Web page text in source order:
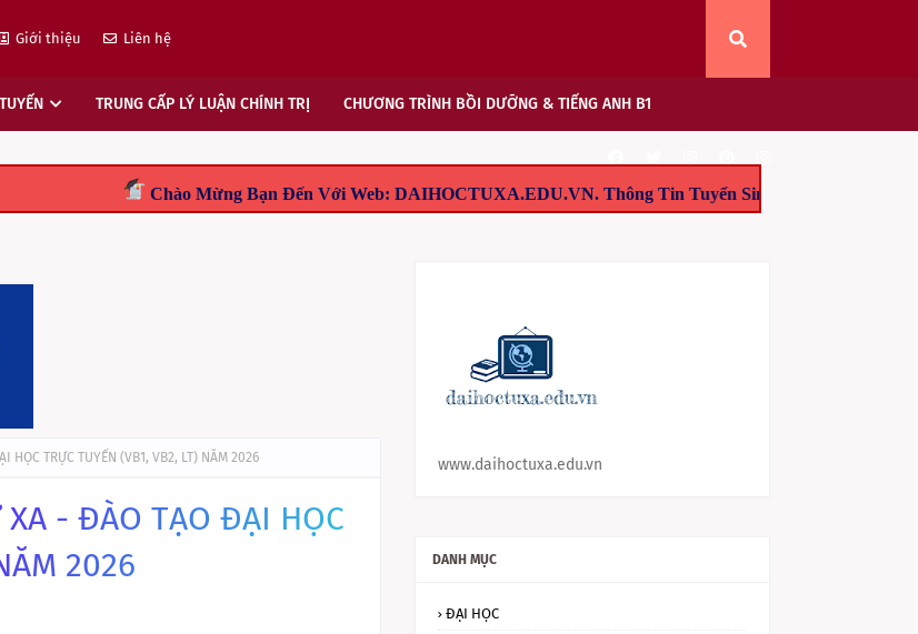
Giới thiệu Liên hệ
TRUNG CẤP LÝ LUẬN CHÍNH TRỊ CHƯƠNG TRÌNH BỒI DƯỠNG & TIẾNG ANH B1
Chào Mừng Bạn Đến Với Web: DAIHOCTUXA.EDU.VN. Thông Tin Tuyển Sinh - Đào Tạo Tại TP.HCM: 1/
HỌC TRỰC TUYẾN (VB1, VB2, LT) NĂM 2026
- ĐÀO TẠO ĐẠI HỌC
2026
www.daihoctuxa.edu.vn
DANH MỤC
ĐẠI HỌC